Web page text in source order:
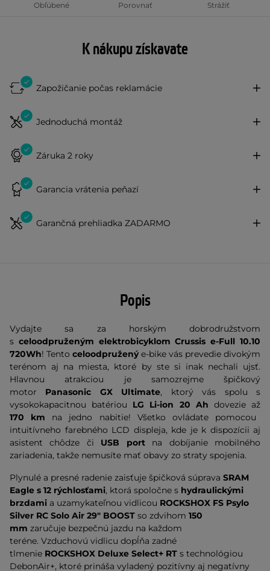
Obľúbené Porovnať Strážiť
K nákupu získavate
Zapožičanie počas reklamácie
Jednoduchá montáž
Záruka 2 roky
Garancia vrátenia peňazí
Garančná prehliadka ZADARMO
Popis
Vydajte sa za horským dobrodružstvom
s celoodpruženým elektrobicyklom Crussis e-Full 10.10
720Wh! Tento celoodpružený e-bike vás prevedie divokým
terénom aj na miesta, ktoré by ste si inak nechali ujsť.
Hlavnou atrakciou je samozrejme špičkový
motor
Panasonic GX Ultimate, ktorý vás spolu s
vysokokapacitnou batériou
LG Li-ion 20 Ah dovezie až
170 km na jedno nabitie! Všetko ovládate pomocou
intuitívneho farebného LCD displeja, kde je k dispozícii aj
asistent chôdze či USB portna dobíjanie mobilného
zariadenia, takže nemusíte mať obavy zo straty spojenia.
Plynulé a presné radenie zaisťuje špičková súprava SRAM
Eagle s 12 rýchlosťami, ktorá spoločne s hydraulickými
brzdami a uzamykateľnou vidlicou ROCKSHOX FS Psylo
Silver RC Solo Air 29" BOOST so zdvihom 150
mm zaručuje bezpečnú jazdu na každom
teréne. Vzduchovú vidlicu dopĺňa zadné
tlmenie ROCKSHOX Deluxe Select+ RT s technológiou
DebonAir+, ktoré prináša vyladený pozitívny aj negatívny